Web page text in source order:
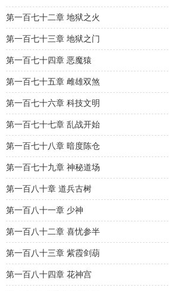
第一百七十二章 地狱之火
第一百七十三章 地狱之门
第一百七十四章 恶魔猿
第一百七十五章 雌雄双煞
第一百七十六章 科技文明
第一百七十七章 乱战开始
第一百七十八章 暗度陈仓
第一百七十九章 神秘道场
第一百八十章 道兵古树
第一百八十一章 少神
第一百八十二章 喜忧参半
第一百八十三章 紫霞剑葫
第一百八十四章 花神宫